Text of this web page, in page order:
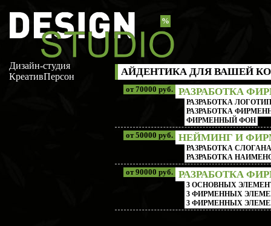
Дизайн-студия
КреативПерсон
%
АЙДЕНТИКА ДЛЯ ВАШЕЙ
РАЗРАБОТКА
РАЗРАБОТКА
РАЗРАБОТКА
ФИРМЕННЫЙ ФОН
от 70000 руб.
НЕЙМИНГ И
РАЗРАБОТКА
РАЗРАБОТКА
от 50000 руб.
РАЗРАБОТКА
3 ОСНОВНЫХ
3 ФИРМЕННЫХ
3 ФИРМЕННЫХ
от 90000 руб.